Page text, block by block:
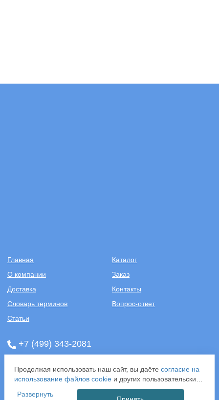
Главная
Каталог
О компании
Заказ
Доставка
Контакты
Словарь терминов
Вопрос-ответ
Статьи
+7 (499) 343-2081
ООО «САНТЕХПОСТАВКА»
ИНН: 7731286301
ОГРН: 1157746583092
121357, г. Москва, ул. Верейская, д. 29, стр. 35
Продолжая использовать наш сайт, вы даёте согласие на
использование файлов cookieи других пользовательских
данных (включая IP-адрес, сведения о местоположении,
Развернуть